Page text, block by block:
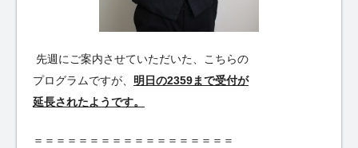
先週にご案内させていただいた、こちらの
プログラムですが、 明日の2359まで受付が
延長されたようです。
＝＝＝＝＝＝＝＝＝＝＝＝＝＝＝＝＝＝